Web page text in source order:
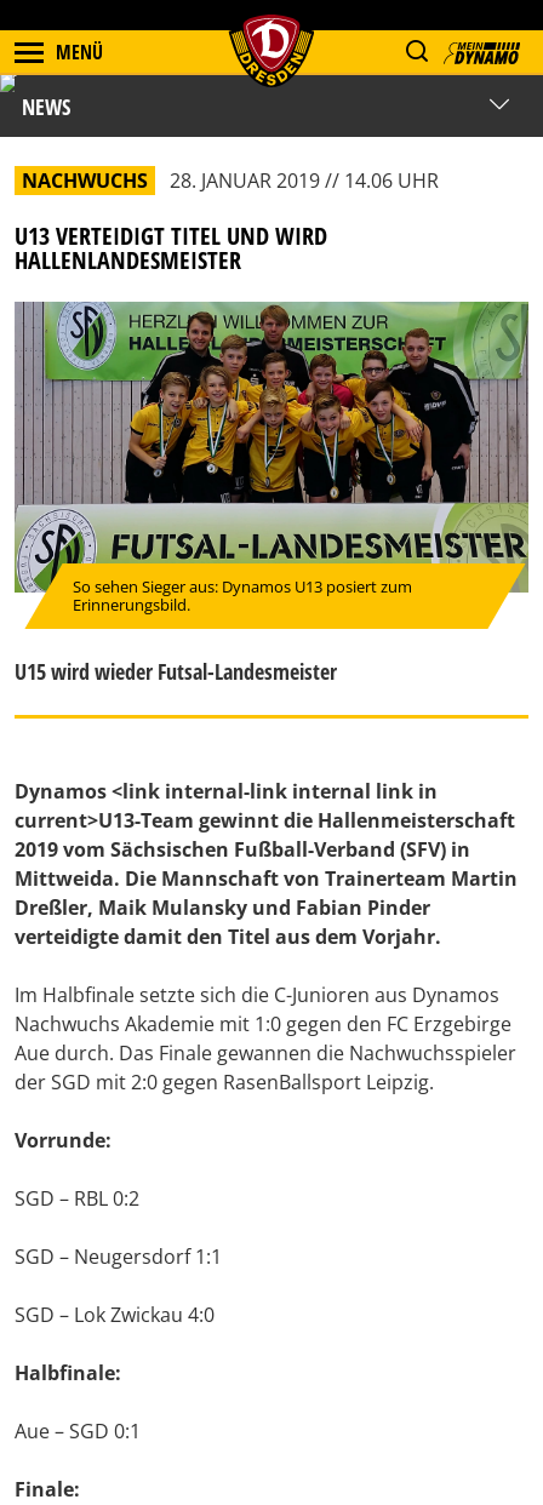
MENÜ
NEWS
NACHWUCHS 28. JANUAR 2019 // 14.06 UHR
U13 VERTEIDIGT TITEL UND WIRD
HALLENLANDESMEISTER
So sehen Sieger aus: Dynamos U13 posiert zum
Erinnerungsbild.
U15 wird wieder Futsal-Landesmeister
Dynamos <link internal-link internal link in
current>U13-Team gewinnt die Hallenmeisterschaft
2019 vom Sächsischen Fußball-Verband (SFV) in
Mittweida. Die Mannschaft von Trainerteam Martin
Dreßler, Maik Mulansky und Fabian Pinder
verteidigte damit den Titel aus dem Vorjahr.
Im Halbfinale setzte sich die C-Junioren aus Dynamos
Nachwuchs Akademie mit 1:0 gegen den FC Erzgebirge
Aue durch. Das Finale gewannen die Nachwuchsspieler
der SGD mit 2:0 gegen RasenBallsport Leipzig.
Vorrunde:
SGD – RBL 0:2
SGD – Neugersdorf 1:1
SGD – Lok Zwickau 4:0
Halbfinale:
Aue – SGD 0:1
Finale: